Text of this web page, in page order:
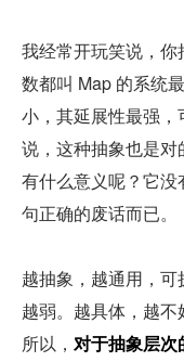
我经常开玩笑说，
数都叫 Map 的系统
小，其延展性最强
说，这种抽象也是
有什么意义呢？它
句正确的废话而已。
越抽象，越通用，
越弱。越具体，越不
所以， 对于抽象层次